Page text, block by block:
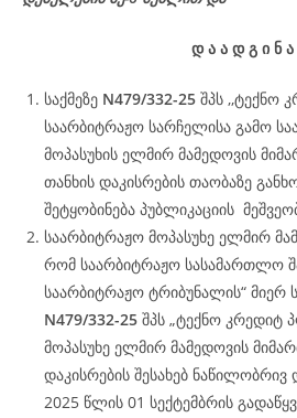
დ ა ა დ გ ი ნ ა
საქმეზე N479/332-25 შპს ,,ტექნო
საარბიტრაჟო სარჩელისა გამო
მოპასუხის ელმირ მამედოვის
თანხის დაკისრების თაობაზე
შეტყობინება პუბლიკაციის
საარბიტრაჟო მოპასუხე ელმირ
რომ საარბიტრაჟო სასამართლო
საარბიტრაჟო ტრიბუნალის“ მიერ
N479/332-25 შპს „ტექნო კრედიტ
მოპასუხე ელმირ მამედოვის
დაკისრების შესახებ
2025 წლის 01 სექტემბრის